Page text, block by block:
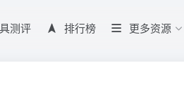
测评 排行榜 更多资源